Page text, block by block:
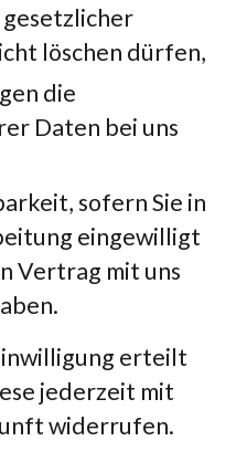
löschen dürfen,
die
Daten bei uns
sofern Sie in
eingewilligt
Vertrag mit uns
erteilt
jederzeit mit
widerrufen.